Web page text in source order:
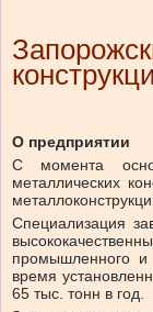
О предприятии
С момента
металлических
Специализация
промышленного и
время
65 тыс. тонн в год.